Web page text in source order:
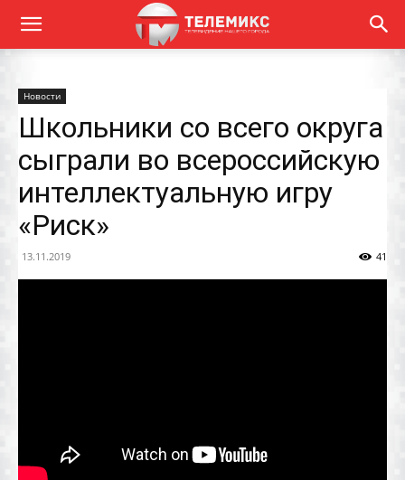
Новости
Школьники со всего округа
сыграли во всероссийскую
интеллектуальную игру
«Риск»
13.11.2019 41